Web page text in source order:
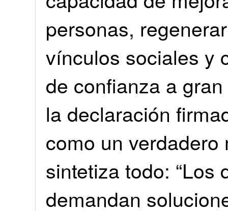
personas,
vínculos sociales y
de confianza a
la declaración
como un
sintetiza todo: “Los
demandan